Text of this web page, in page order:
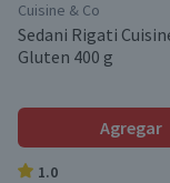
Cuisine & Co
Sedani Rigati
Gluten 400 g
Agregar
1.0